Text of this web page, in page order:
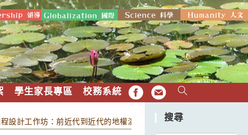
學生家長專區 校務系統 FB EMAIL
設計工作坊：前近代到近代的地權演變（如附件），請歷史科教師
搜尋